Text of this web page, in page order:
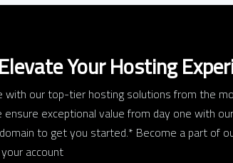
Your Hosting
with our top-tier hosting solutions from the
exceptional value from day one with
to get you started.* Become a part of
account.